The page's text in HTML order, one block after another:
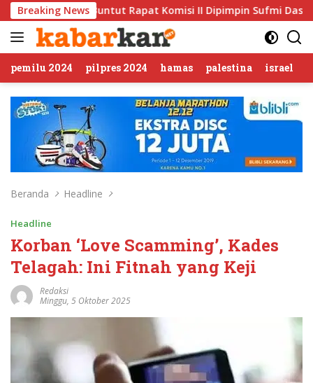
Langsung
ke
konten
Breaking News
Rapat Komisi II Dipimpin Sufmi Dasco Ahmad
pemilu 2024 pilpres 2024 hamas palestina israel
Beranda Headline
Headline
Korban ‘Love Scamming’, Kades
Telagah: Ini Fitnah yang Keji
Redaksi
Minggu, 5 Oktober 2025